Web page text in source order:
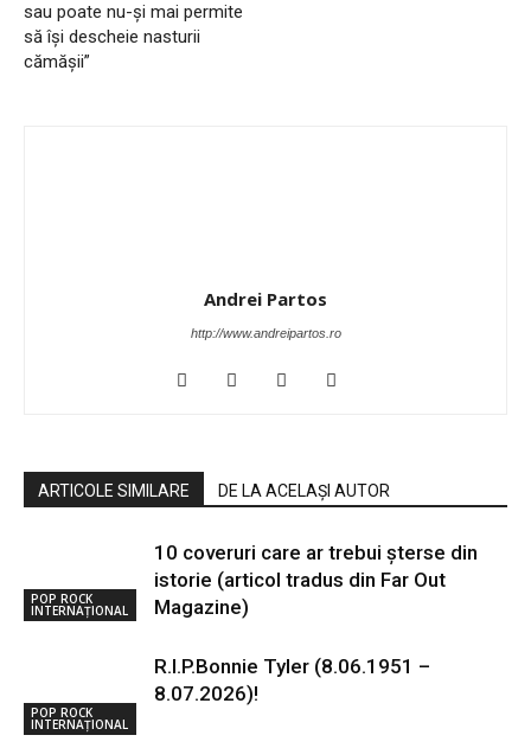
sau poate nu-și mai permite
să își descheie nasturii
cămășii”
Andrei Partos
http://www.andreipartos.ro
ARTICOLE SIMILARE DE LA ACELAȘI AUTOR
POP ROCK
INTERNAȚIONAL
10 coveruri care ar trebui șterse din
istorie (articol tradus din Far Out
Magazine)
POP ROCK
INTERNAȚIONAL
R.I.P.Bonnie Tyler (8.06.1951 –
8.07.2026)!